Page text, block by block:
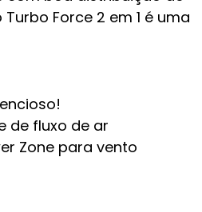
Force 2 em 1 é uma
de fluxo de ar
Zone para vento